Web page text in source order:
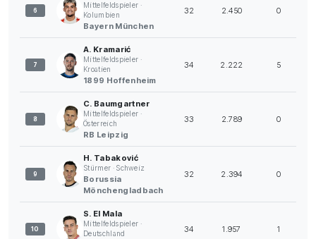
6
Mittelfeldspieler ·
Kolumbien
Bayern München
32 2.450 0
7
A. Kramarić
Mittelfeldspieler ·
Kroatien
1899 Hoffenheim
34 2.222 5
8
C. Baumgartner
Mittelfeldspieler ·
Österreich
RB Leipzig
33 2.789 0
9
H. Tabaković
Stürmer · Schweiz
Borussia
Mönchengladbach
32 2.394 0
10
S. El Mala
Mittelfeldspieler ·
Deutschland
34 1.957 1